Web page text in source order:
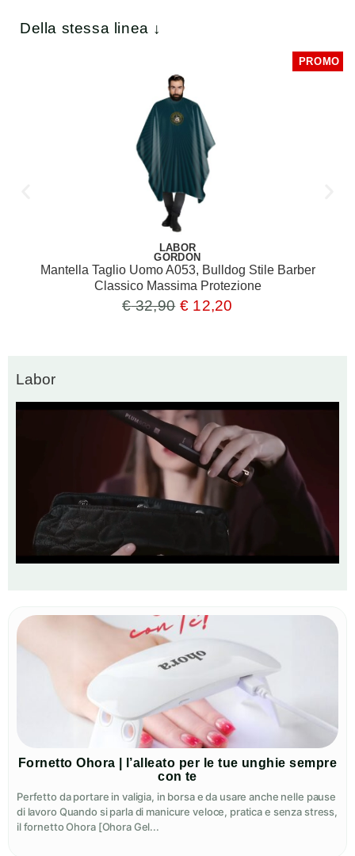
Della stessa linea ↓
PROMO
LABOR
GORDON
Mantella Taglio Uomo A053, Bulldog Stile Barber
Classico Massima Protezione
€32,90 €12,20
Labor
Fornetto Ohora | l’alleato per le tue unghie sempre
con te
Perfetto da portare in valigia, in borsa e da usare anche nelle pause
di lavoro Quando si parla di manicure veloce, pratica e senza stress,
il fornetto Ohora [Ohora Gel...